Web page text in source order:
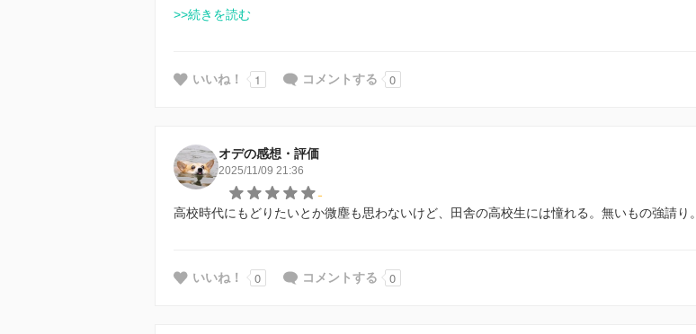
>>続きを読む
いいね！ 1 コメントする 0
オデの感想・評価
2025/11/09 21:36
-
高校時代にもどりたいとか微塵も思わないけど、田舎の高校生には憧れる。無いもの強請り。
いいね！ 0 コメントする 0